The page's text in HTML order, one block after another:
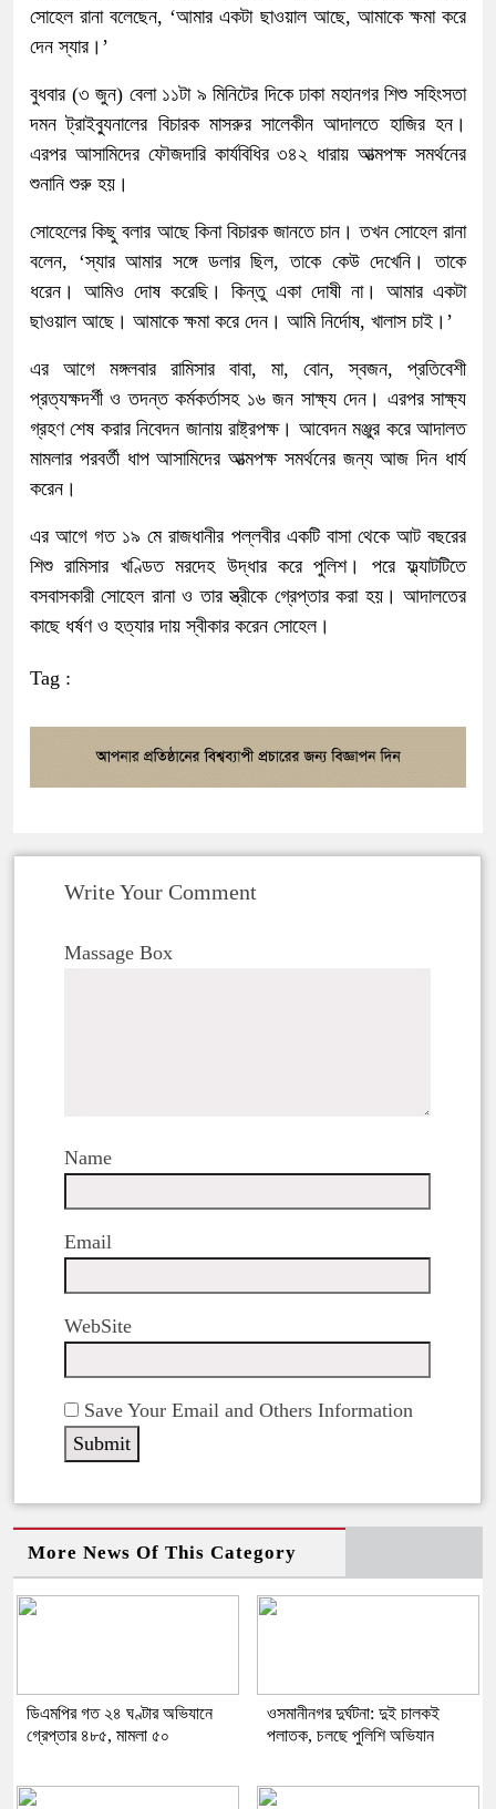
সোহেল রানা বলেছেন, ‘আমার একটা ছাওয়াল আছে, আমাকে ক্ষমা করে
দেন স্যার।’
বুধবার (৩ জুন) বেলা ১১টা ৯ মিনিটের দিকে ঢাকা মহানগর শিশু সহিংসতা
দমন ট্রাইব্যুনালের বিচারক মাসরুর সালেকীন আদালতে হাজির হন।
এরপর আসামিদের ফৌজদারি কার্যবিধির ৩৪২ ধারায় আত্মপক্ষ সমর্থনের
শুনানি শুরু হয়।
সোহেলের কিছু বলার আছে কিনা বিচারক জানতে চান। তখন সোহেল রানা
বলেন, ‘স্যার আমার সঙ্গে ডলার ছিল, তাকে কেউ দেখেনি। তাকে
ধরেন। আমিও দোষ করেছি। কিন্তু একা দোষী না। আমার একটা
ছাওয়াল আছে। আমাকে ক্ষমা করে দেন। আমি নির্দোষ, খালাস চাই।’
এর আগে মঙ্গলবার রামিসার বাবা, মা, বোন, স্বজন, প্রতিবেশী
প্রত্যক্ষদর্শী ও তদন্ত কর্মকর্তাসহ ১৬ জন সাক্ষ্য দেন। এরপর সাক্ষ্য
গ্রহণ শেষ করার নিবেদন জানায় রাষ্ট্রপক্ষ। আবেদন মঞ্জুর করে আদালত
মামলার পরবর্তী ধাপ আসামিদের আত্মপক্ষ সমর্থনের জন্য আজ দিন ধার্য
করেন।
এর আগে গত ১৯ মে রাজধানীর পল্লবীর একটি বাসা থেকে আট বছরের
শিশু রামিসার খণ্ডিত মরদেহ উদ্ধার করে পুলিশ। পরে ফ্ল্যাটটিতে
বসবাসকারী সোহেল রানা ও তার স্ত্রীকে গ্রেপ্তার করা হয়। আদালতের
কাছে ধর্ষণ ও হত্যার দায় স্বীকার করেন সোহেল।
Tag :
Write Your Comment
Massage Box
Name
Email
WebSite
Save Your Email and Others Information
More News Of This Category
ডিএমপির গত ২৪ ঘণ্টার অভিযানে
গ্রেপ্তার ৪৮৫, মামলা ৫০
ওসমানীনগর দুর্ঘটনা: দুই চালকই
পলাতক, চলছে পুলিশি অভিযান